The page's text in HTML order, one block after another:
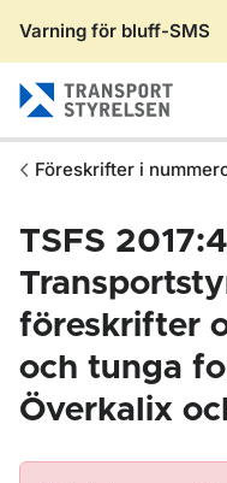
Varning för bluff-SMS
Föreskrifter i
TSFS 2017:4
föreskrifter
och tunga
Överkalix